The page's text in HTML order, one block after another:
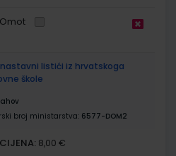
Omot
nastavni listići iz hrvatskoga
škole
broj ministarstva: 6577-DOM2
CIJENA: 8,00 €